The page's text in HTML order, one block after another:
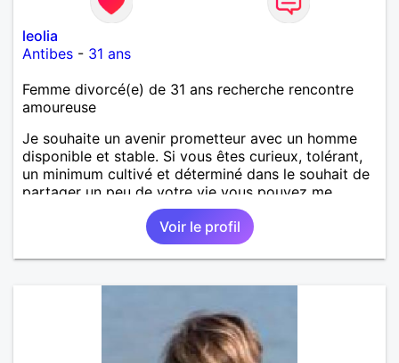
leolia
Antibes - 31 ans
Femme divorcé(e) de 31 ans recherche rencontre
amoureuse
Je souhaite un avenir prometteur avec un homme
disponible et stable. Si vous êtes curieux, tolérant,
un minimum cultivé et déterminé dans le souhait de
partager un peu de votre vie vous pouvez me
contacter, nous ferons connaissance.
Voir le profil